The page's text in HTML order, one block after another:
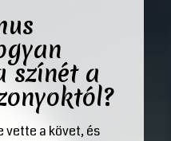
színét a
vette a követ, és